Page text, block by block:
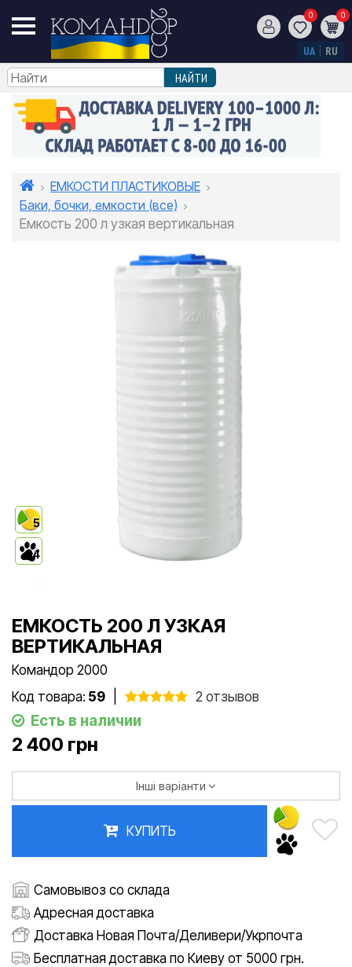
0 0
UA RU
ЕМКОСТИ ПЛАСТИКОВЫЕ
Баки, бочки, емкости (все)
Емкость 200 л узкая вертикальная
5
4
ЕМКОСТЬ 200 Л УЗКАЯ
ВЕРТИКАЛЬНАЯ
Командор 2000
Код товара: 59 2 отзывов
Есть в наличии
2 400 грн
Інші варіанти
КУПИТЬ
Самовывоз со склада
Адресная доставка
Доставка Новая Почта/Деливери/Укрпочта
Бесплатная доставка по Киеву от 5000 грн.